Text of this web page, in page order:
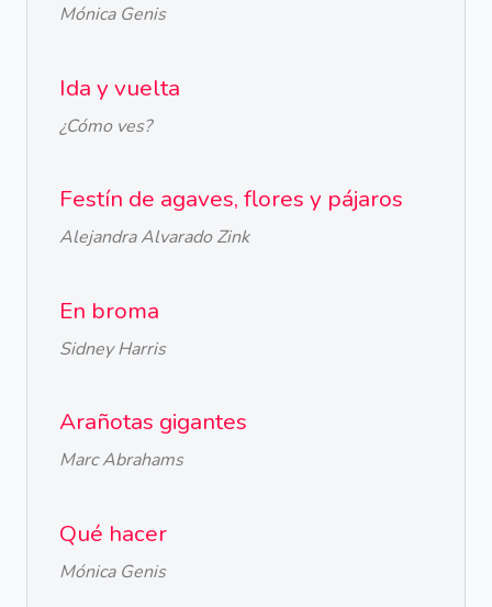
Mónica Genis
Ida y vuelta
¿Cómo ves?
Festín de agaves, flores y pájaros
Alejandra Alvarado Zink
En broma
Sidney Harris
Arañotas gigantes
Marc Abrahams
Qué hacer
Mónica Genis